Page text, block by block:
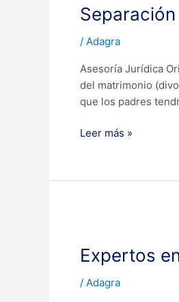
/ Adagra
Asesoría Jurídica
del matrimonio
que los padres
Divorcios
Leer más »
Expertos
/ Adagra
capitulaciones
matrimoniales